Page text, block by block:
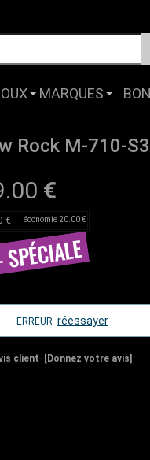
MARQUES
Rock M-710-S3
€
€ économie 20.00 €
ERREUR réessayer
client- [Donnez votre avis]